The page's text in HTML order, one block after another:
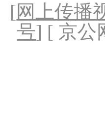
[网上传播
号] [ 京公